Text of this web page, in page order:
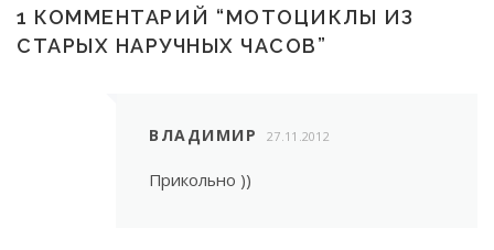
1 КОММЕНТАРИЙ “МОТОЦИКЛЫ ИЗ
СТАРЫХ НАРУЧНЫХ ЧАСОВ”
ВЛАДИМИР 27.11.2012
Прикольно ))